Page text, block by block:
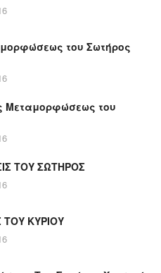
του Σωτήρος
Μεταμορφώσεως του
ΤΟΥ ΣΩΤΗΡΟΣ
ΚΥΡΙΟΥ